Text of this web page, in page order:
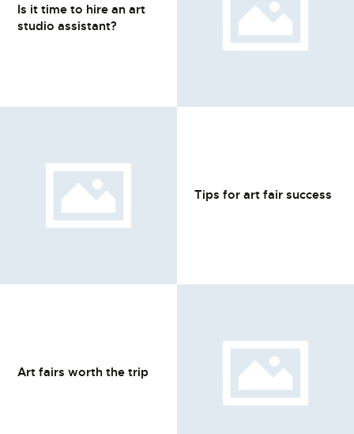
LES CARRIÈRES DE
PALOTTE
LE FRONTREPARATUR
L’ATELIER DE L’AIR
L’AIR 606
LA PISTE D’ENVOL
Is it time to hire an art
studio assistant?
Tips for art fair success
Art fairs worth the trip